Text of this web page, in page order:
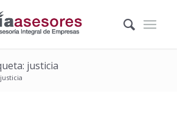
justicia
justicia